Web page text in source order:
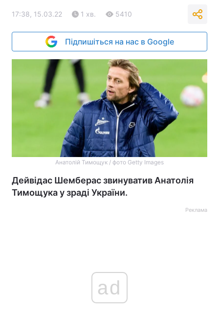
17:38, 15.03.22 1 хв. 5410
Підпишіться на нас в Google
Анатолій Тимощук / фото Getty Images
Дейвідас Шемберас звинуватив Анатолія
Тимощука у зраді України.
Реклама
ad